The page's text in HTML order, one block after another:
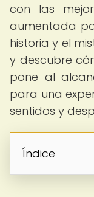
con las
aumentada
historia y el
y descubre
pone al
para una
sentidos y
Índice